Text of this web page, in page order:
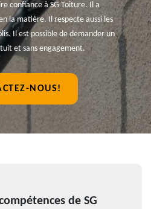
confiance à SG Toiture. Il a
la matière. Il respecte aussi les
Il est possible de demander un
et sans engagement.
NOUS!
de SG